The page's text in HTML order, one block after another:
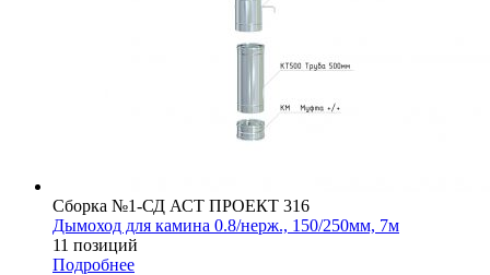
Сборка №1-СД АСТ ПРОЕКТ 316
Дымоход для камина 0.8/нерж., 150/250мм, 7м
11 позиций
Подробнее